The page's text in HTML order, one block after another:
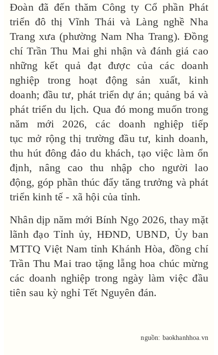
Đoàn đã đến thăm Công ty Cổ phần Phát
triển đô thị Vĩnh Thái và Làng nghề Nha
Trang xưa (phường Nam Nha Trang). Đồng
chí Trần Thu Mai ghi nhận và đánh giá cao
những kết quả đạt được của các doanh
nghiệp trong hoạt động sản xuất, kinh
doanh; đầu tư, phát triển dự án; quảng bá và
phát triển du lịch. Qua đó mong muốn trong
năm mới 2026, các doanh nghiệp tiếp
tục mở rộng thị trường đầu tư, kinh doanh,
thu hút đông đảo du khách, tạo việc làm ổn
định, nâng cao thu nhập cho người lao
động, góp phần thúc đẩy tăng trưởng và phát
triển kinh tế - xã hội của tỉnh.
Nhân dịp năm mới Bính Ngọ 2026, thay mặt
lãnh đạo Tỉnh ủy, HĐND, UBND, Ủy ban
MTTQ Việt Nam tỉnh Khánh Hòa, đồng chí
Trần Thu Mai trao tặng lẵng hoa chúc mừng
các doanh nghiệp trong ngày làm việc đầu
tiên sau kỳ nghỉ Tết Nguyên đán.
nguồn: baokhanhhoa.vn